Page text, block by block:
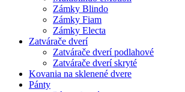
Zámky Blindo
Zámky Fiam
Zámky Electa
Zatvárače dverí
Zatvárače dverí podlahové
Zatvárače dverí skryté
Kovania na sklenené dvere
Pánty